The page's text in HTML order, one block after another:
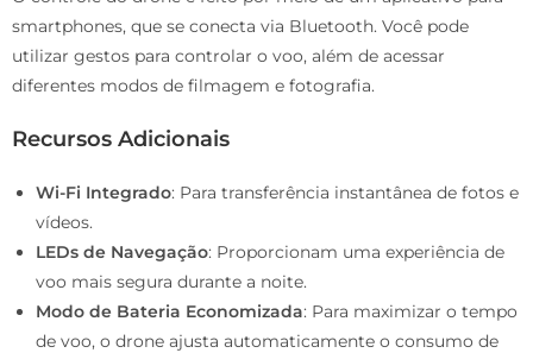
smartphones, que se conecta via Bluetooth. Você pode
utilizar gestos para controlar o voo, além de acessar
diferentes modos de filmagem e fotografia.
Recursos Adicionais
Wi-Fi Integrado: Para transferência instantânea de fotos e
vídeos.
LEDs de Navegação: Proporcionam uma experiência de
voo mais segura durante a noite.
Modo de Bateria Economizada: Para maximizar o tempo
de voo, o drone ajusta automaticamente o consumo de